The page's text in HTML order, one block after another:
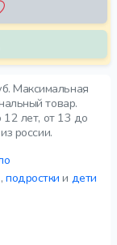
Максимальная
товар.
лет, от 13 до
россии.
,подростки и дети